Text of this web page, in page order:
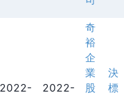
2022-
2022-
奇
裕
企
業
股
決
標